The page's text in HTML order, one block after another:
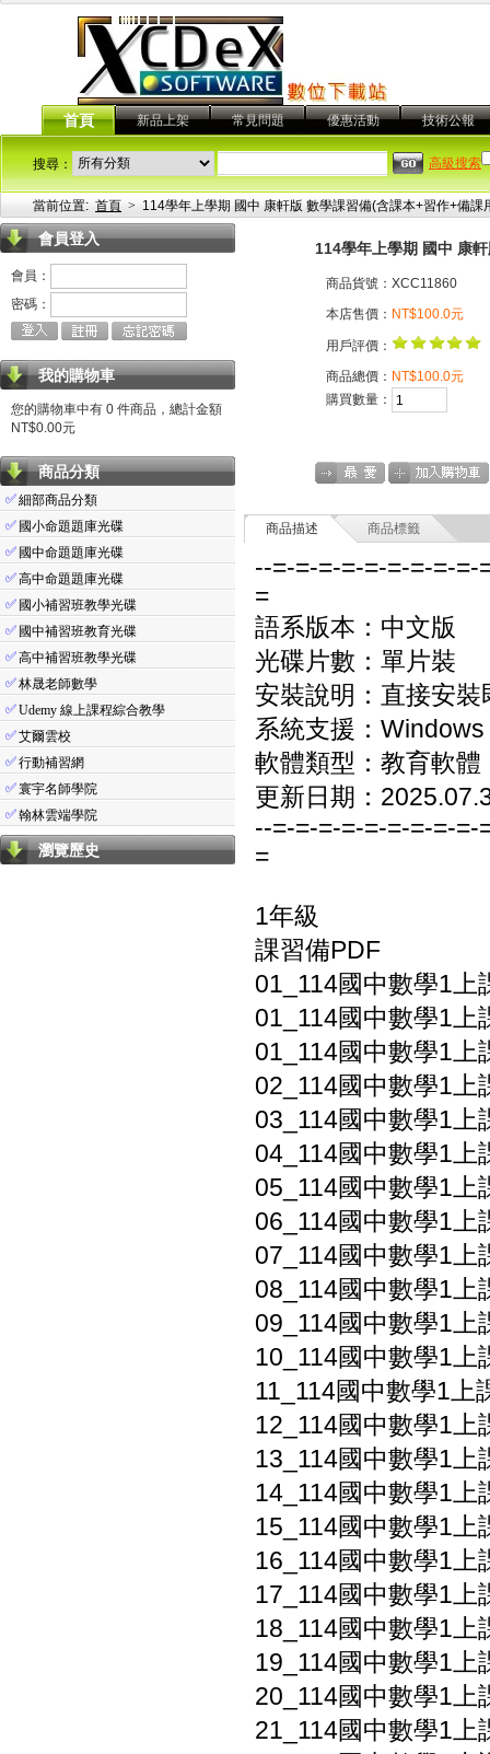
首頁 新品上架 常見問題 優惠活動 技術公報
搜尋： 高級搜索
當前位置: 首頁 > 114學年上學期 國中 康軒版 數學課習備(含課本+習作+備
會員登入
會員：
密碼：
我的購物車
您的購物車中有 0 件商品，總計金額
NT$0.00元
商品分類
✅細部商品分類
✅ 國小命題題庫光碟
✅ 國中命題題庫光碟
✅高中命題題庫光碟
✅ 國小補習班教學光碟
✅ 國中補習班教育光碟
✅高中補習班教學光碟
✅林晟老師數學
✅Udemy 線上課程綜合教學
✅艾爾雲校
✅行動補習網
✅寰宇名師學院
✅翰林雲端學院
瀏覽歷史
114學年上學期 國中 康
商品貨號：XCC11860
本店售價： NT$100.0元
用戶評價：
商品總價： NT$100.0元
購買數量：
商品描述 商品標籤
--=-=-=-=-=-=-=-=-=-
=
語系版本：中文版
光碟片數：單片裝
安裝說明：直接安裝
系統支援：
軟體類型：教育軟體
更新日期：
--=-=-=-=-=-=-=-=-=-
=
1年級
課習備PDF
01_114國中數學1上
01_114國中數學1上
01_114國中數學1上
02_114國中數學1上
03_114國中數學1上
04_114國中數學1上
05_114國中數學1上
06_114國中數學1上
07_114國中數學1上
08_114國中數學1上
09_114國中數學1上
10_114國中數學1上
11_114國中數學1上
12_114國中數學1上
13_114國中數學1上
14_114國中數學1上
15_114國中數學1上
16_114國中數學1上
17_114國中數學1上
18_114國中數學1上
19_114國中數學1上
20_114國中數學1上
21_114國中數學1上